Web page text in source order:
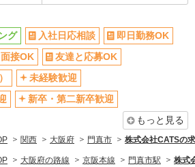
早朝
昼
夜
服装自由
髭（ひげ）OK
グ 入社日応相談
即日勤務OK
接OK
友達と応募OK
未経験歓迎
新卒・第二新卒歓迎
もっと見る
関西 大阪府 門真市 株式会社CATSの
大阪府の路線 京阪本線 門真市駅 株式